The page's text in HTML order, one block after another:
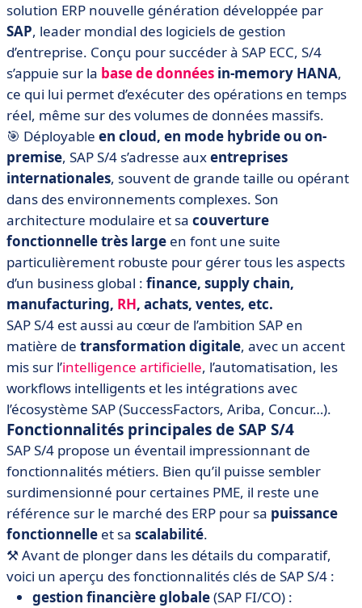
solution ERP nouvelle génération développée par
SAP, leader mondial des logiciels de gestion
d’entreprise. Conçu pour succéder à SAP ECC, S/4
s’appuie sur la base de données in-memory HANA,
ce qui lui permet d’exécuter des opérations en temps
réel, même sur des volumes de données massifs.
🎯 Déployable en cloud, en mode hybride ou on-
premise, SAP S/4 s’adresse auxentreprises
internationales, souvent de grande taille ou opérant
dans des environnements complexes. Son
architecture modulaire et sa couverture
fonctionnelle très large en font une suite
particulièrement robuste pour gérer tous les aspects
d’un business global : finance, supply chain,
manufacturing, RH, achats, ventes, etc.
SAP S/4 est aussi au cœur de l’ambition SAP en
matière de transformation digitale, avec un accent
mis sur l’intelligence artificielle, l’automatisation, les
workflows intelligents et les intégrations avec
l’écosystème SAP (SuccessFactors, Ariba, Concur…).
Fonctionnalités principales de SAP S/4
SAP S/4 propose un éventail impressionnant de
fonctionnalités métiers. Bien qu’il puisse sembler
surdimensionné pour certaines PME, il reste une
référence sur le marché des ERP pour sa puissance
fonctionnelle et sa scalabilité.
⚒️ Avant de plonger dans les détails du comparatif,
voici un aperçu des fonctionnalités clés de SAP S/4 :
gestion financière globale(SAP FI/CO) :